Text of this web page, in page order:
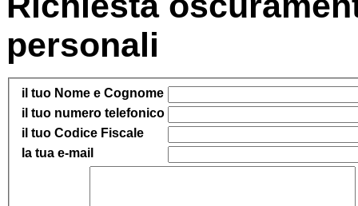
personali
il tuo Nome e Cognome
il tuo numero telefonico
il tuo Codice Fiscale
la tua e-mail